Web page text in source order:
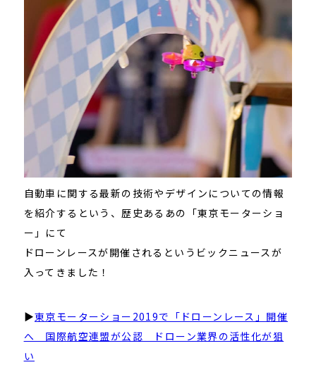
自動車に関する最新の技術やデザインについての情報
を紹介するという、歴史あるあの「東京モーターショ
ー」にて
ドローンレースが開催されるというビックニュースが
入ってきました！
▶東京モーターショー2019で「ドローンレース」開催
へ 国際航空連盟が公認 ドローン業界の活性化が狙
い